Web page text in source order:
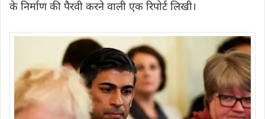
के निर्माण की पैरवी करने वाली एक रिपोर्ट लिखी।